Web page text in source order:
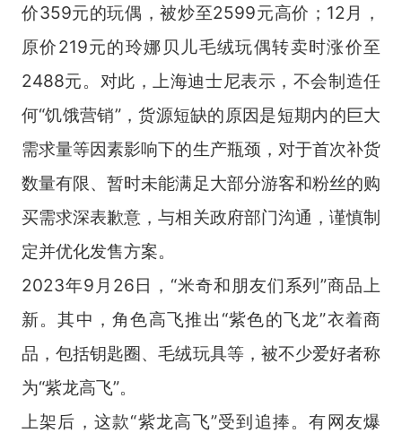
价359元的玩偶，被炒至2599元高价；12月，
原价219元的玲娜贝儿毛绒玩偶转卖时涨价至
2488元。对此，上海迪士尼表示，不会制造任
何“饥饿营销”，货源短缺的原因是短期内的巨大
需求量等因素影响下的生产瓶颈，对于首次补货
数量有限、暂时未能满足大部分游客和粉丝的购
买需求深表歉意，与相关政府部门沟通，谨慎制
定并优化发售方案。
2023年9月26日，“米奇和朋友们系列”商品上
新。其中，角色高飞推出“紫色的飞龙”衣着商
品，包括钥匙圈、毛绒玩具等，被不少爱好者称
为“紫龙高飞”。
上架后，这款“紫龙高飞”受到追捧。有网友爆